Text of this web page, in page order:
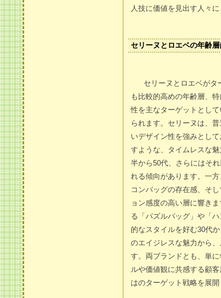
人技に価値を見出す人々
セリーヌとロエベの年齢
セリーヌとロエベがタ
も比較的高めの年齢層、
性を主なターゲットとし
られます。セリーヌは、
いデザイン性を強みとし
すような、タイムレスな
半から50代、さらにはそ
れる傾向があります。一
コンバッグの存在感、そ
ョン感度の高い層に響き
る「パズルバッグ」や「
的なスタイルを好む30代
のエイジレスな魅力から
す。両ブランドとも、単
ルや価値観に共感する顧
はのターゲット戦略を展